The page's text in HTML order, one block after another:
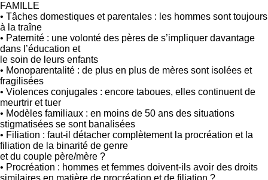
FAMILLE
• Tâches domestiques et parentales : les hommes sont toujours
à la traîne
• Paternité : une volonté des pères de s’impliquer davantage
dans l’éducation et
le soin de leurs enfants
• Monoparentalité : de plus en plus de mères sont isolées et
fragilisées
• Violences conjugales : encore taboues, elles continuent de
meurtrir et tuer
• Modèles familiaux : en moins de 50 ans des situations
stigmatisées se sont banalisées
• Filiation : faut-il détacher complètement la procréation et la
filiation de la binarité de genre
et du couple père/mère ?
• Procréation : hommes et femmes doivent-ils avoir des droits